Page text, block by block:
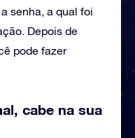
senha, a qual foi
Depois de
pode fazer
cabe na sua